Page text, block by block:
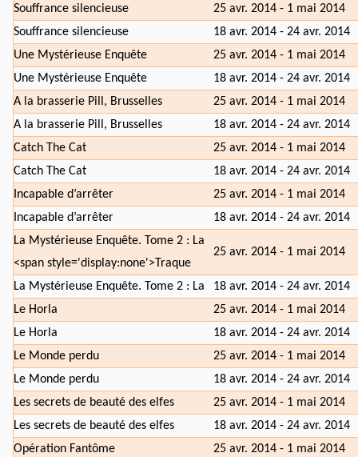
Souffrance silencieuse
25 avr. 2014 - 1 mai 2014
Souffrance silencieuse
18 avr. 2014 - 24 avr. 2014
Une Mystérieuse Enquête
25 avr. 2014 - 1 mai 2014
Une Mystérieuse Enquête
18 avr. 2014 - 24 avr. 2014
A la brasserie Pill, Brusselles
25 avr. 2014 - 1 mai 2014
A la brasserie Pill, Brusselles
18 avr. 2014 - 24 avr. 2014
Catch The Cat
25 avr. 2014 - 1 mai 2014
Catch The Cat
18 avr. 2014 - 24 avr. 2014
Incapable d’arrêter
25 avr. 2014 - 1 mai 2014
Incapable d’arrêter
18 avr. 2014 - 24 avr. 2014
La Mystérieuse Enquête. Tome 2 : La
<span style='display:none'>Traque
25 avr. 2014 - 1 mai 2014
La Mystérieuse Enquête. Tome 2 : La
18 avr. 2014 - 24 avr. 2014
Le Horla
25 avr. 2014 - 1 mai 2014
Le Horla
18 avr. 2014 - 24 avr. 2014
Le Monde perdu
25 avr. 2014 - 1 mai 2014
Le Monde perdu
18 avr. 2014 - 24 avr. 2014
Les secrets de beauté des elfes
25 avr. 2014 - 1 mai 2014
Les secrets de beauté des elfes
18 avr. 2014 - 24 avr. 2014
Opération Fantôme
25 avr. 2014 - 1 mai 2014